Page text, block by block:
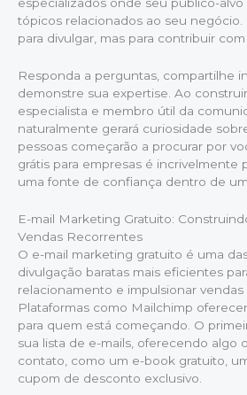
tópicos relacionados ao seu
para divulgar, mas para contribuir com
Responda a perguntas, compartilhe
demonstre sua expertise. Ao
especialista e membro útil da
naturalmente gerará curiosidade
pessoas começarão a procurar por
grátis para empresas é incrivelmente
uma fonte de confiança dentro de
E-mail Marketing Gratuito:
Vendas Recorrentes
O e-mail marketing gratuito é uma
divulgação baratas mais eficientes
relacionamento e impulsionar vendas
Plataformas como Mailchimp
para quem está começando. O
sua lista de e-mails, oferecendo algo
contato, como um e-book gratuito,
cupom de desconto exclusivo.